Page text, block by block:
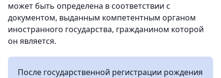
может быть определена в соответствии с
документом, выданным компетентным органом
иностранного государства, гражданином которой
он является.
После государственной регистрации рождения